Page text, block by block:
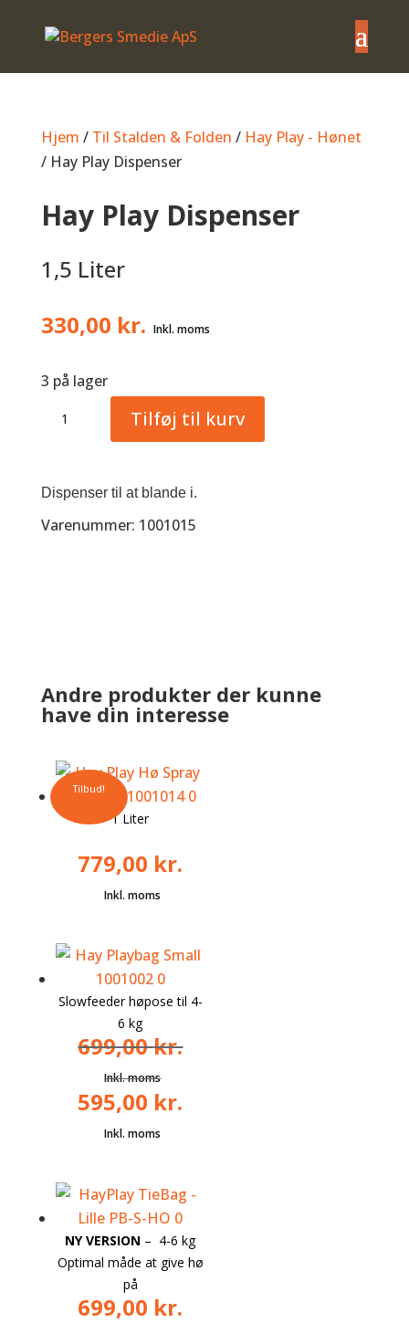
Hjem / Til Stalden & Folden / Hay Play - Hønet
/ Hay Play Dispenser
Hay Play Dispenser
1,5 Liter
330,00 kr.
3 på lager
Play
Tilføj til kurv
Dispenser til at blande i.
Varenummer: 1001015
Andre produkter der kunne
have din interesse
1 Liter
779,00 kr.
Tilbud!
Slowfeeder høpose til 4-
6 kg
699,00kr.
Den
oprindelige
699,00 kr..
595,00 kr.
er:
595,00 kr..
NY VERSION – 4-6 kg
Optimal måde at give hø
på
699,00 kr.